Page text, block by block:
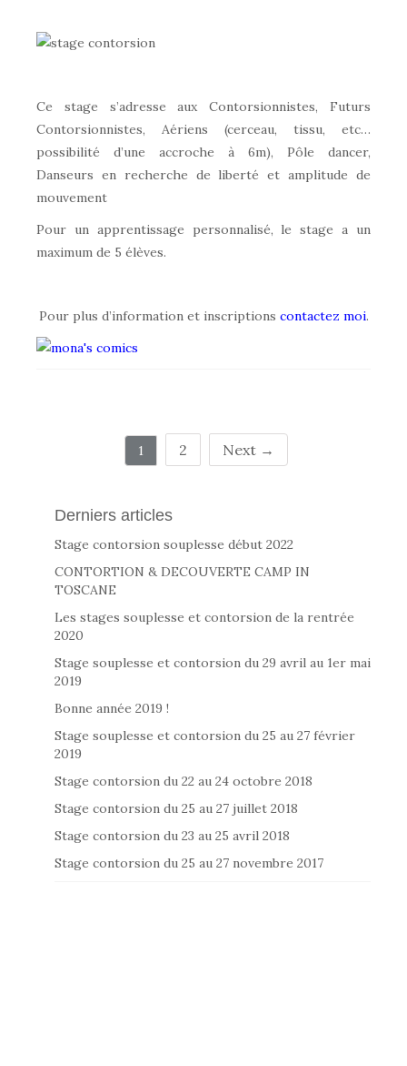
Ce stage s’adresse aux Contorsionnistes, Futurs
Contorsionnistes, Aériens (cerceau, tissu, etc…
possibilité d’une accroche à 6m), Pôle dancer,
Danseurs en recherche de liberté et amplitude de
mouvement
Pour un apprentissage personnalisé, le stage a un
maximum de 5 élèves.
Pour plus d’information et inscriptions contactez moi.
1 2 Next →
Derniers articles
Stage contorsion souplesse début 2022
CONTORTION & DECOUVERTE CAMP IN
TOSCANE
Les stages souplesse et contorsion de la rentrée
2020
Stage souplesse et contorsion du 29 avril au 1er mai
2019
Bonne année 2019 !
Stage souplesse et contorsion du 25 au 27 février
2019
Stage contorsion du 22 au 24 octobre 2018
Stage contorsion du 25 au 27 juillet 2018
Stage contorsion du 23 au 25 avril 2018
Stage contorsion du 25 au 27 novembre 2017